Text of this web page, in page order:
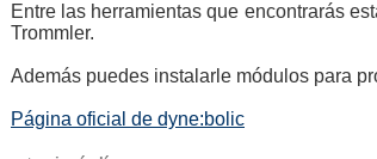
Entre las herramientas que encontrarás
Trommler.
Además puedes instalarle módulos para
Página oficial de dyne:bolic